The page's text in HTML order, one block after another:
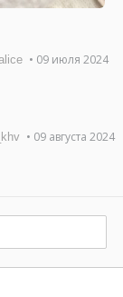
• 09 июля 2024
• 09 августа 2024